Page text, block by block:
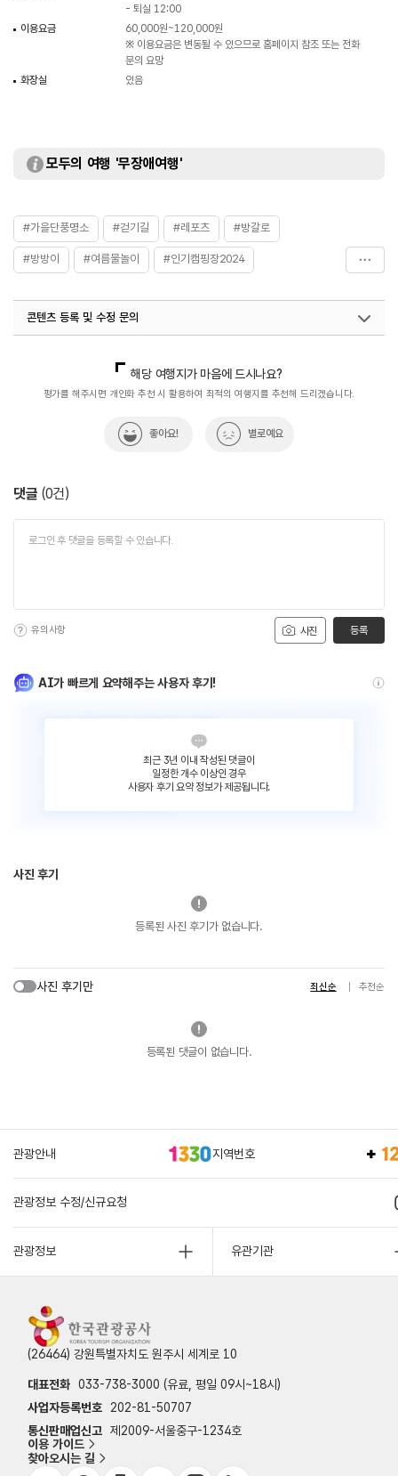
- 퇴실 12:00
이용요금
60,000원~120,000원
※ 이용요금은 변동될 수 있으므로 홈페이지 참조 또는 전화
문의 요망
화장실
있음
모두의 여행 '무장애여행'
#가을단풍명소 #걷기길 #레포츠 #방갈로
#방방이 #여름물놀이 #인기캠핑장2024
콘텐츠 등록 및 수정 문의
해당 여행지가 마음에 드시나요?
평가를 해주시면 개인화 추천 시 활용하여 최적의 여행지를 추천해 드리겠습니다.
좋아요! 별로예요
댓글 (0건)
사진
유의사항 등록
AI가 빠르게 요약해주는 사용자 후기!
최근 3년 이내 작성된 댓글이
일정한 개수 이상인 경우
사용자 후기 요약 정보가 제공됩니다.
사진 후기
등록된 사진 후기가 없습니다.
사진 후기만 최신순 추천순
등록된 댓글이 없습니다.
관광안내 지역번호
관광정보 수정/신규요청
관광정보 유관기관
(26464) 강원특별자치도 원주시 세계로 10
대표전화 033-738-3000 (유료, 평일 09시~18시)
사업자등록번호
202-81-50707
통신판매업신고 제2009-서울중구-1234호
이용 가이드
찾아오시는 길